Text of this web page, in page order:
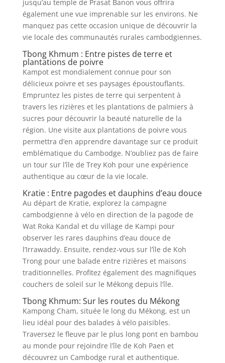
jusqu’au temple de Prasat Banon vous offrira
également une vue imprenable sur les environs. Ne
manquez pas cette occasion unique de découvrir la
vie locale des communautés rurales cambodgiennes.
Tbong Khmum : Entre pistes de terre et
plantations de poivre
Kampot est mondialement connue pour son
délicieux poivre et ses paysages époustouflants.
Empruntez les pistes de terre qui serpentent à
travers les rizières et les plantations de palmiers à
sucres pour découvrir la beauté naturelle de la
région. Une visite aux plantations de poivre vous
permettra d’en apprendre davantage sur ce produit
emblématique du Cambodge. N’oubliez pas de faire
un tour sur l’île de Trey Koh pour une expérience
authentique au cœur de la vie locale.
Kratie : Entre pagodes et dauphins d’eau douce
Au départ de Kratie, explorez la campagne
cambodgienne à vélo en direction de la pagode de
Wat Roka Kandal et du village de Kampi pour
observer les rares dauphins d’eau douce de
l’Irrawaddy. Ensuite, rendez-vous sur l’île de Koh
Trong pour une balade entre rizières et maisons
traditionnelles. Profitez également des magnifiques
couchers de soleil sur le Mékong depuis l’île.
Tbong Khmum: Sur les routes du Mékong
Kampong Cham, située le long du Mékong, est un
lieu idéal pour des balades à vélo paisibles.
Traversez le fleuve par le plus long pont en bambou
au monde pour rejoindre l’île de Koh Paen et
découvrez un Cambodge rural et authentique.